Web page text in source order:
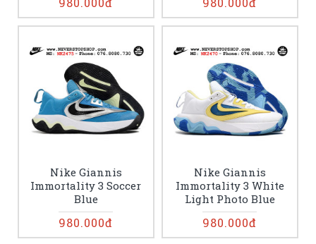
Nike Giannis
Immortality 3 Soccer
Blue
980.000đ
Nike Giannis
Immortality 3 White
Light Photo Blue
980.000đ